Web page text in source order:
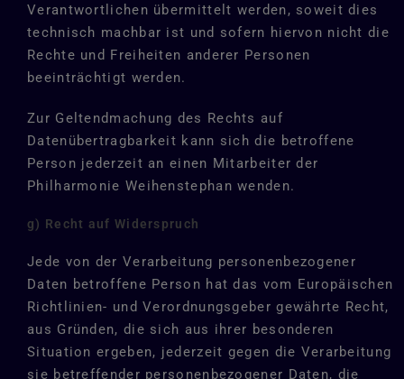
Verantwortlichen übermittelt werden, soweit dies
technisch machbar ist und sofern hiervon nicht die
Rechte und Freiheiten anderer Personen
beeinträchtigt werden.
Zur Geltendmachung des Rechts auf
Datenübertragbarkeit kann sich die betroffene
Person jederzeit an einen Mitarbeiter der
Philharmonie Weihenstephan wenden.
g) Recht auf Widerspruch
Jede von der Verarbeitung personenbezogener
Daten betroffene Person hat das vom Europäischen
Richtlinien- und Verordnungsgeber gewährte Recht,
aus Gründen, die sich aus ihrer besonderen
Situation ergeben, jederzeit gegen die Verarbeitung
sie betreffender personenbezogener Daten, die